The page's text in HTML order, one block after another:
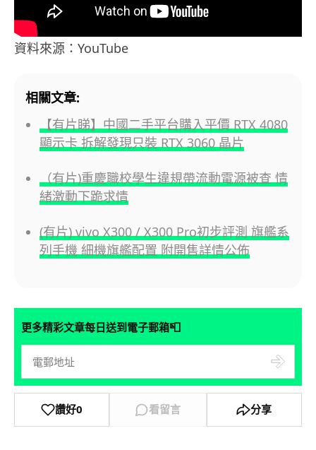
資料來源：YouTube
相關文章:
【有片睇】中國二手平台購入平價 RTX 4080
顯示卡 拆解發現只裝 RTX 3060 晶片
（有片)重慶職校學生違規帶流動電源被查 情
緒激動下跪求情
(有片) vivo X300 / X300 Pro初步評測 旗艦系
列手機 細機旗艦配置 附開售詳情公佈
更多精彩文章每日送到電子郵箱📮
讚好0 看留言 分享